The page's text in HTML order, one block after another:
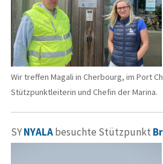
Wir treffen Magali in Cherbourg, im Port
Stützpunktleiterin und Chefin der Marina.
SYNYALAbesuchte Stützpunkt